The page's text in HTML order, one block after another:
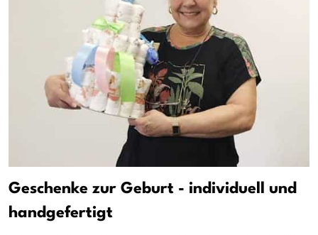
Geschenke zur Geburt - individuell und
handgefertigt